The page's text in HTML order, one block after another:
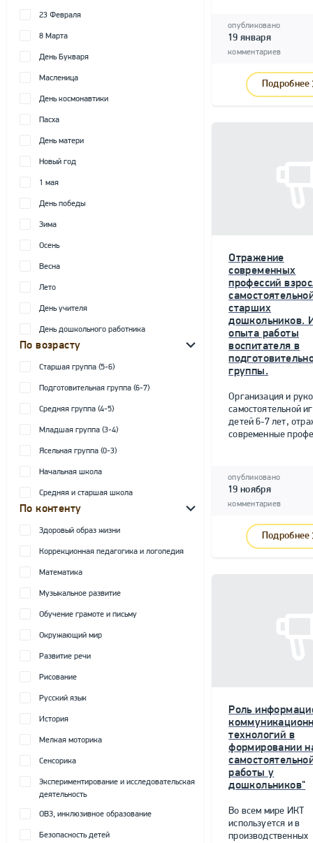
23 Февраля
8 Марта
День Букваря
Масленица
День космонавтики
Пасха
День матери
Новый год
1 мая
День победы
Зима
Осень
Весна
Лето
День учителя
День дошкольного работника
По возрасту
Старшая группа (5-6)
Подготовительная группа (6-7)
Средняя группа (4-5)
Младшая группа (3-4)
Ясельная группа (0-3)
Начальная школа
Средняя и старшая школа
По контенту
Здоровый образ жизни
Коррекционная педагогика и логопедия
Математика
Музыкальное развитие
Обучение грамоте и письму
Окружающий мир
Развитие речи
Рисование
Русский язык
История
Мелкая моторика
Сенсорика
Экспериментирование и исследовательская
деятельность
ОВЗ, инклюзивное образование
Безопасность детей
опубликовано
19 января
комментариев
Подробнее
Отражение
современных
профессий
старших
дошкольников.
опыта работы
воспитателя в
группы.
Организация и
самостоятельной
детей 6-7 лет,
современные
опубликовано
19 ноября
комментариев
Подробнее
Роль
технологий в
формировании
работы у
дошкольников"
Во всем мире ИКТ
используется и в
производственных